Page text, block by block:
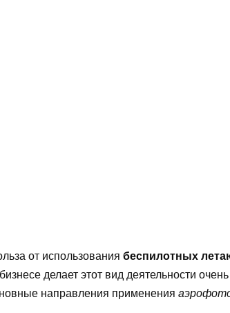
от использования беспилотных
делает этот вид деятельности
направления применения